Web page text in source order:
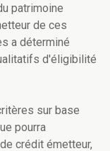
patrimoine
de ces
a déterminé
d'éligibilité
sur base
pourra
crédit émetteur,